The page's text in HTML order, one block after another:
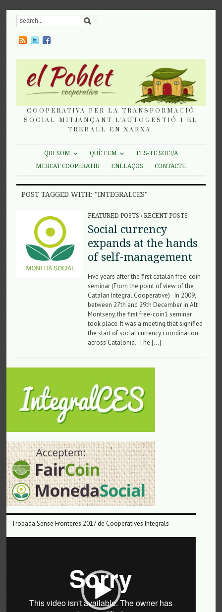
COOPERATIVA PER LA TRANSFORMACIÓ
SOCIAL MITJANÇANT L'AUTOGESTIÓ I EL
TREBALL EN XARXA.
QUI SOM QUÈ FEM
FES-TE SOCI/A
MERCAT COOPERATIU
ENLLAÇOS CONTACTE
POST TAGGED WITH: "INTEGRALCES"
FEATURED POSTS /RECENT POSTS
Social currency
expands at the hands
of self-management
Five years after the first catalan free-coin
seminar (From the point of view of the
Catalan Integral Cooperative) In 2009,
between 27th and 29th December in Alt
Montseny, the first free-coin1 seminar
took place. It was a meeting that signified
the start of social currency coordination
across Catalonia. The […]
Trobada Sense Fronteres 2017 de Cooperatives Integrals